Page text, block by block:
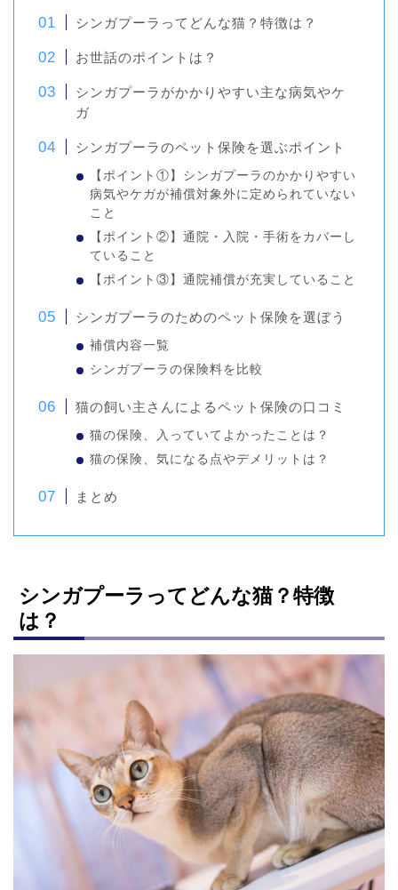
シンガプーラってどんな猫？特徴は？
お世話のポイントは？
シンガプーラがかかりやすい主な病気やケ
ガ
シンガプーラのペット保険を選ぶポイント
【ポイント①】シンガプーラのかかりやすい
病気やケガが補償対象外に定められていない
こと
【ポイント②】通院・入院・手術をカバーし
ていること
【ポイント③】通院補償が充実していること
シンガプーラのためのペット保険を選ぼう
補償内容一覧
シンガプーラの保険料を比較
猫の飼い主さんによるペット保険の口コミ
猫の保険、入っていてよかったことは？
猫の保険、気になる点やデメリットは？
まとめ
シンガプーラってどんな猫？特徴
は？